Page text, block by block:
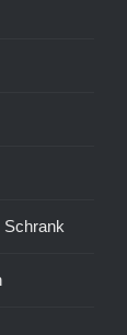
Schrank